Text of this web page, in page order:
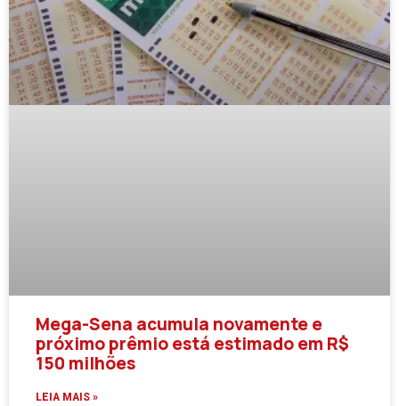
Mega-Sena acumula novamente e
próximo prêmio está estimado em R$
150 milhões
LEIA MAIS »